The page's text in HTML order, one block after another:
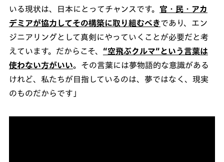
いる現状は、日本にとってチャンスです。 官・民・アカ
デミアが協力してその構築に取り組むべきであり、エン
ジニアリングとして真剣にやっていくことが必要だと考
えています。だからこそ、 “空飛ぶクルマ”という言葉は
使わない方がいい。その言葉には夢物語的な意識がある
けれど、私たちが目指しているのは、夢ではなく、現実
のものだからです」